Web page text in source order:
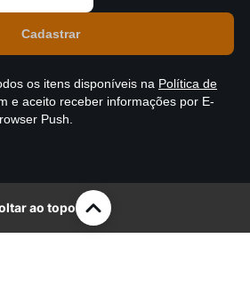
os itens disponíveis na Política de
e aceito receber informações por E-
Push.
ao topo